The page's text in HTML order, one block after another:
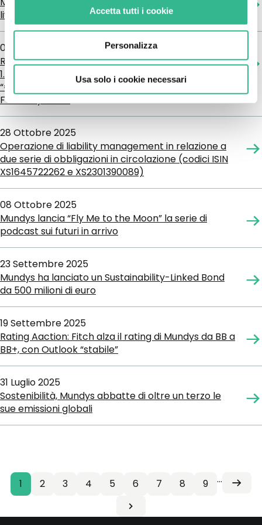
Accetta tutti i cookie
Personalizza
Usa solo i cookie necessari
livello dell’Airport Carbon Accreditation
05 Novembre 2025
Risultati delle tender offers sui Titoli €1,000,000,000
1.875 per cent. Notes due 13 July 2027” e
“€1,000,000,000 1.875 per cent. Notes due 12
February 2028”
28 Ottobre 2025
Operazione di liability management in relazione a
due serie di obbligazioni in circolazione (codici ISIN
XS1645722262 e XS2301390089)
08 Ottobre 2025
Mundys lancia “Fly Me to the Moon” la serie di
podcast sui futuri in arrivo
23 Settembre 2025
Mundys ha lanciato un Sustainability-Linked Bond
da 500 milioni di euro
19 Settembre 2025
Rating Aaction: Fitch alza il rating di Mundys da BB a
BB+, con Outlook “stabile”
31 Luglio 2025
Sostenibilità, Mundys abbatte di oltre un terzo le
sue emissioni globali
Paginazione
Pagina
attuale
1 Pagina
2 Pagina
3 Pagina
4 Pagina
5 Pagina
6 Pagina
7 Pagina
8 Pagina
9 …
Next
Last
page
Last